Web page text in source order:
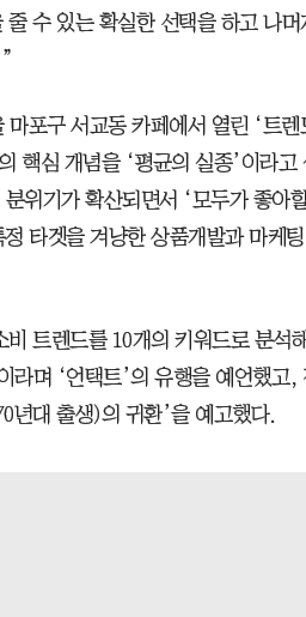
수 있는 확실한 선택을 하고 나머
포구 서교동 카페에서 열린 ‘트렌
핵심 개념을 ‘평균의 실종’이라고
위기가 확산되면서 ‘모두가 좋아
타겟을 겨냥한 상품개발과 마케
트렌드를 10개의 키워드로 분석
라며 ‘언택트’의 유행을 예언했고,
년대 출생)의 귀환’을 예고했다.